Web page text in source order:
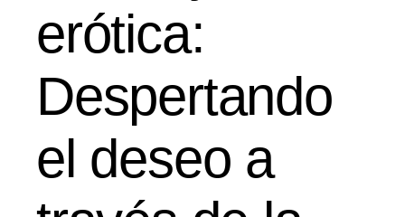
erótica:
Despertando
el deseo a